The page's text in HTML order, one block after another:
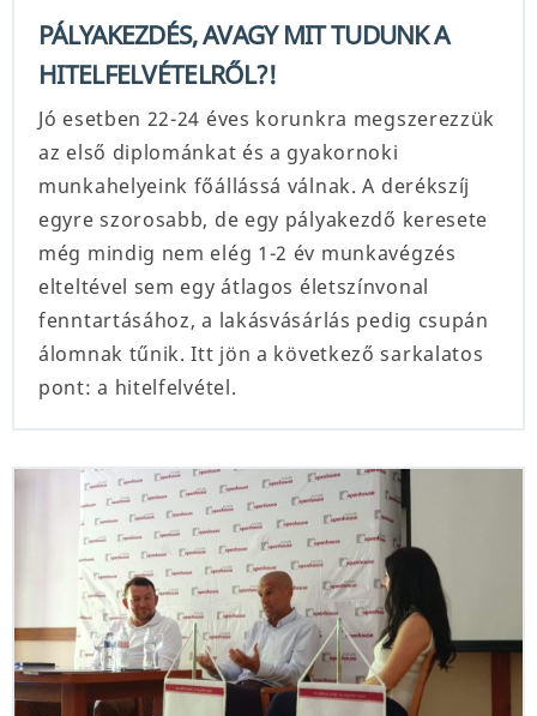
PÁLYAKEZDÉS, AVAGY MIT TUDUNK A
HITELFELVÉTELRŐL?!
Jó esetben 22-24 éves korunkra megszerezzük
az első diplománkat és a gyakornoki
munkahelyeink főállássá válnak. A derékszíj
egyre szorosabb, de egy pályakezdő keresete
még mindig nem elég 1-2 év munkavégzés
elteltével sem egy átlagos életszínvonal
fenntartásához, a lakásvásárlás pedig csupán
álomnak tűnik. Itt jön a következő sarkalatos
pont: a hitelfelvétel.